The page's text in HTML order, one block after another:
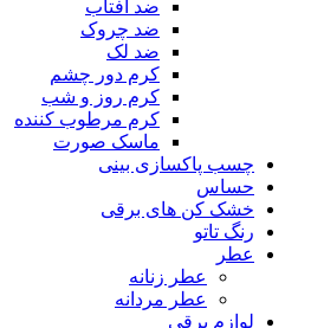
ضد آفتاب
ضد چروک
ضد لک
کرم دور چشم
کرم روز و شب
کرم مرطوب کننده
ماسک صورت
چسب پاکسازی بینی
حساس
خشک کن های برقی
رنگ تاتو
عطر
عطر زنانه
عطر مردانه
لوازم برقی